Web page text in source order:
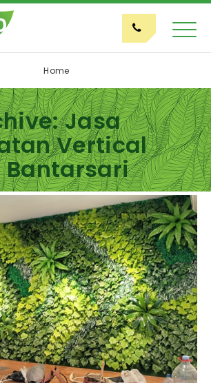
Home
Jasa
Vertical
Bantarsari